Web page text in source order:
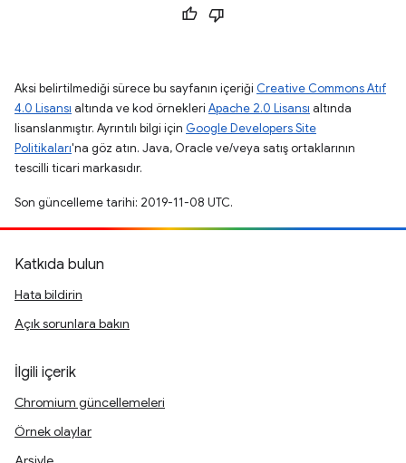
Aksi belirtilmediği sürece bu sayfanın içeriği Creative Commons Atıf
4.0 Lisansı altında ve kod örnekleri Apache 2.0 Lisansı altında
lisanslanmıştır. Ayrıntılı bilgi için Google Developers Site
Politikaları'na göz atın. Java, Oracle ve/veya satış ortaklarının
tescilli ticari markasıdır.
Son güncelleme tarihi: 2019-11-08 UTC.
Katkıda bulun
Hata bildirin
Açık sorunlara bakın
İlgili içerik
Chromium güncellemeleri
Örnek olaylar